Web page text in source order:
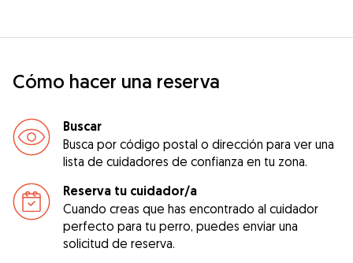
Cómo hacer una reserva
Buscar
Busca por código postal o dirección para ver una
lista de cuidadores de confianza en tu zona.
Reserva tu cuidador/a
Cuando creas que has encontrado al cuidador
perfecto para tu perro, puedes enviar una
solicitud de reserva.